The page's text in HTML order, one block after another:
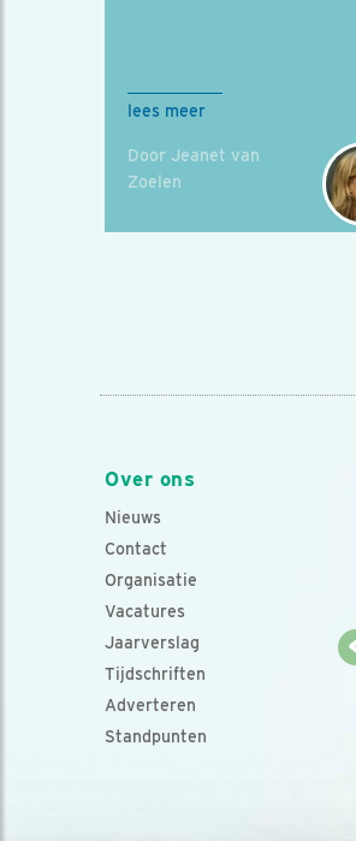
lees meer
Door Jeanet van
Zoelen
Over ons
Nieuws
Contact
Organisatie
Vacatures
Jaarverslag
Tijdschriften
Adverteren
Standpunten